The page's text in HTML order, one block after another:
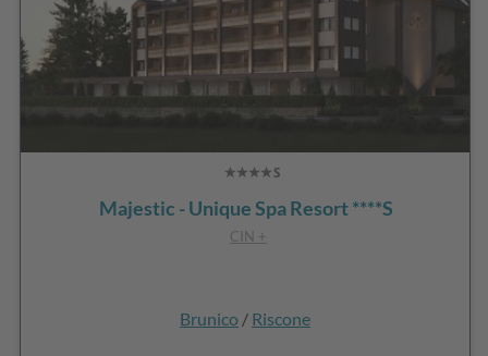
Majestic - Unique Spa Resort ****S
CIN +
Brunico / Riscone